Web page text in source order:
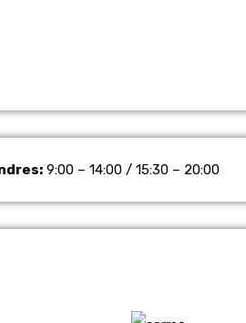
9:00 – 14:00 / 15:30 – 20:00